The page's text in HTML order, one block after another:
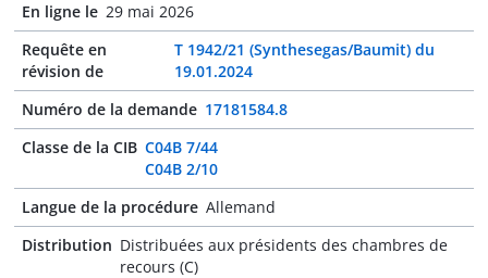
En ligne le 29 mai 2026
Requête en
révision de
T 1942/21 (Synthesegas/Baumit) du
19.01.2024
Numéro de la demande 17181584.8
Classe de la CIB C04B 7/44
C04B 2/10
Langue de la procédure Allemand
Distribution Distribuées aux présidents des chambres de
recours (C)